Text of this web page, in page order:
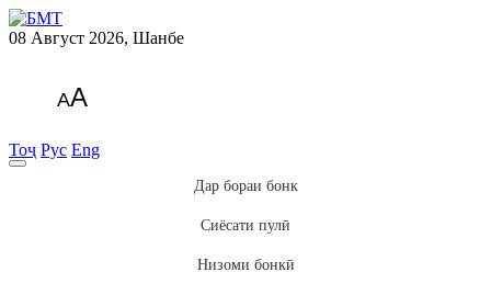
08 Август 2026, Шанбе
AA
Тоҷ Рус Eng
Дар бораи бонк
Сиёсати пулӣ
Низоми бонкӣ